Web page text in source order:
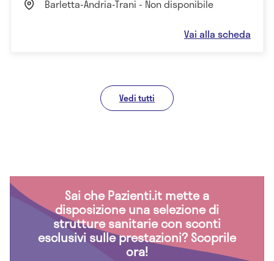
Barletta-Andria-Trani - Non disponibile
Vai alla scheda
Vedi tutti
Sai che Pazienti.it mette a
disposizione una selezione di
strutture sanitarie con sconti
esclusivi sulle prestazioni? Scoprile
ora!